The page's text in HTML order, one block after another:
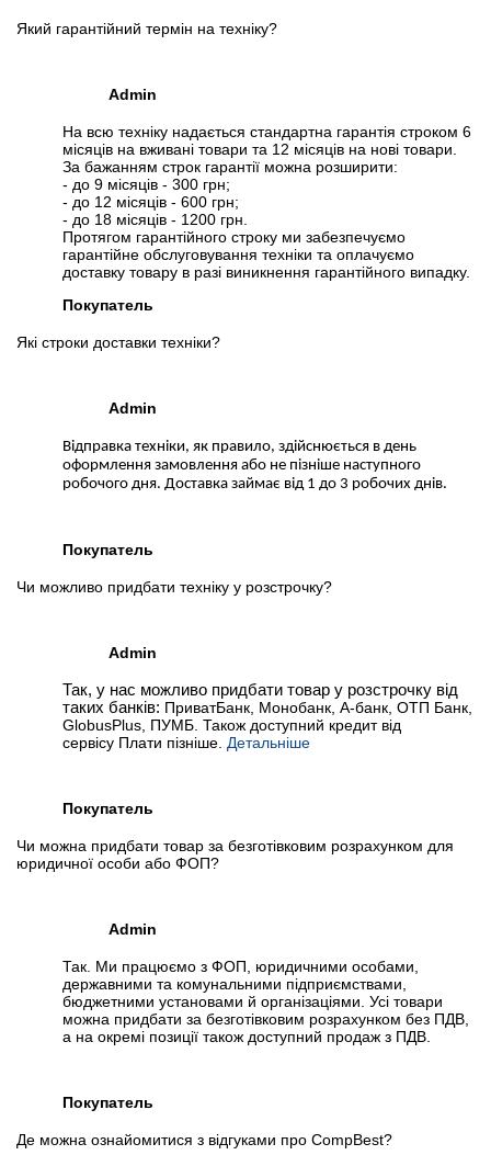
Який гарантійний термін на техніку?
Admin
На всю техніку надається стандартна гарантія строком 6
місяців на вживані товари та 12 місяців на нові товари.
За бажанням строк гарантії можна розширити:
- до 9 місяців - 300 грн;
- до 12 місяців - 600 грн;
- до 18 місяців - 1200 грн.
Протягом гарантійного строку ми забезпечуємо
гарантійне обслуговування техніки та оплачуємо
доставку товару в разі виникнення гарантійного випадку.
Покупатель
Які строки доставки техніки?
Admin
Відправка техніки, як правило, здійснюється в день
оформлення замовлення або не пізніше наступного
робочого дня. Доставка займає від 1 до 3 робочих днів.
Покупатель
Чи можливо придбати техніку у розстрочку?
Admin
Так, у нас можливо придбати товар у розстрочку від
таких банків: ПриватБанк, Монобанк, А-банк, ОТП Банк,
GlobusPlus, ПУМБ. Також доступний кредит від
сервісу Плати пізніше. Детальніше
Покупатель
Чи можна придбати товар за безготівковим розрахунком для
юридичної особи або ФОП?
Admin
Так. Ми працюємо з ФОП, юридичними особами,
державними та комунальними підприємствами,
бюджетними установами й організаціями. Усі товари
можна придбати за безготівковим розрахунком без ПДВ,
а на окремі позиції також доступний продаж з ПДВ.
Покупатель
Де можна ознайомитися з відгуками про CompBest?